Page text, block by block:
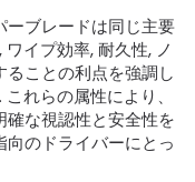
ーブレードは同じ主要
イプ効率, 耐久性, ノ
ことの利点を強調し
れらの属性により、
確な視認性と安全性を
のドライバーにとっ